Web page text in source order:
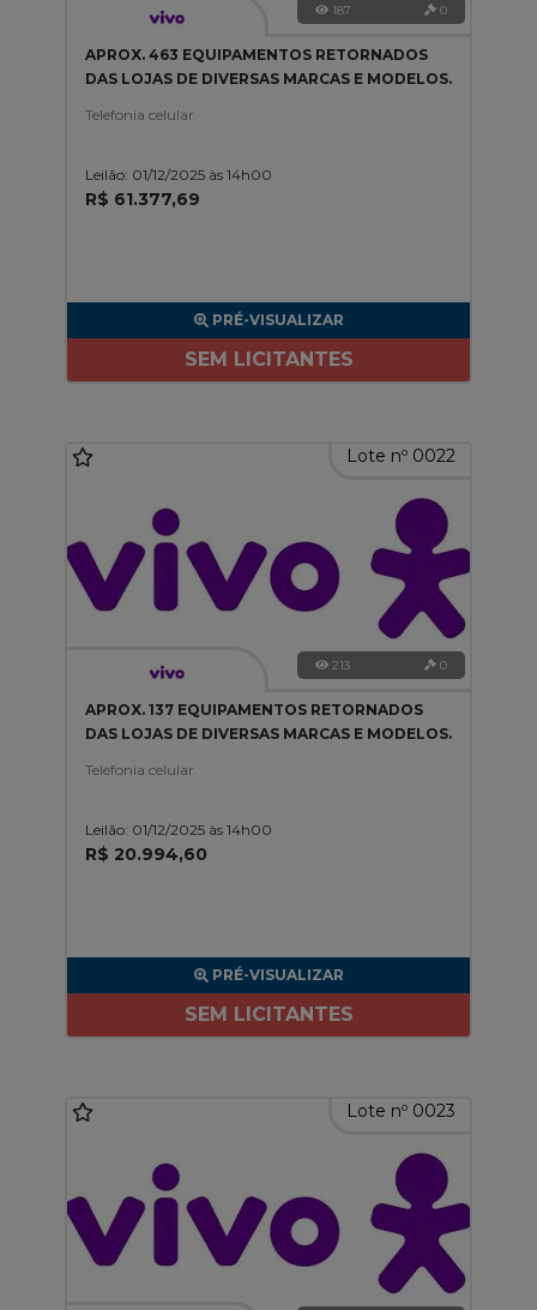
187 0
APROX. 463 EQUIPAMENTOS RETORNADOS
DAS LOJAS DE DIVERSAS MARCAS E MODELOS.
Telefonia celular
Leilão: 01/12/2025 às 14h00
R$ 61.377,69
PRÉ-VISUALIZAR
SEM LICITANTES
Lote nº 0022
213 0
APROX. 137 EQUIPAMENTOS RETORNADOS
DAS LOJAS DE DIVERSAS MARCAS E MODELOS.
Telefonia celular
Leilão: 01/12/2025 às 14h00
R$ 20.994,60
PRÉ-VISUALIZAR
SEM LICITANTES
Lote nº 0023